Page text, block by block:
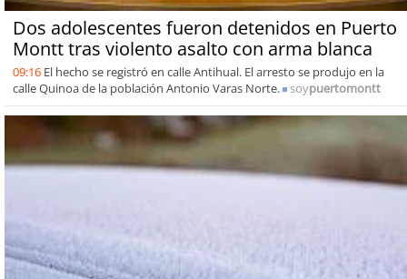
Dos adolescentes fueron detenidos en Puerto
Montt tras violento asalto con arma blanca
09:16 El hecho se registró en calle Antihual. El arresto se produjo en la
calle Quinoa de la población Antonio Varas Norte.
soypuertomontt